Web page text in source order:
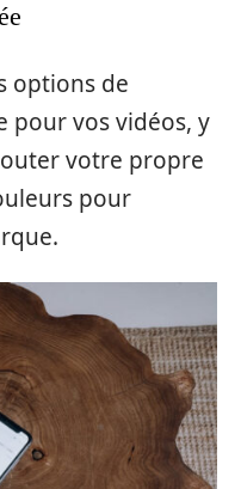
options de
pour vos vidéos, y
votre propre
pour